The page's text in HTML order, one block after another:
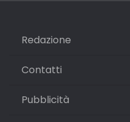
Redazione
Contatti
Pubblicità